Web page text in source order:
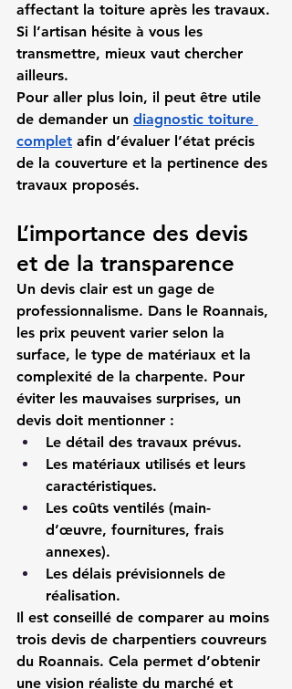
affectant la toiture après les travaux.
Si l’artisan hésite à vous les
transmettre, mieux vaut chercher
ailleurs.
Pour aller plus loin, il peut être utile
de demander un diagnostic toiture
complet afin d’évaluer l’état précis
de la couverture et la pertinence des
travaux proposés.
L’importance des devis
et de la transparence
Un devis clair est un gage de
professionnalisme. Dans le Roannais,
les prix peuvent varier selon la
surface, le type de matériaux et la
complexité de la charpente. Pour
éviter les mauvaises surprises, un
devis doit mentionner :
Le détail des travaux prévus.
Les matériaux utilisés et leurs
caractéristiques.
Les coûts ventilés (main-
d’œuvre, fournitures, frais
annexes).
Les délais prévisionnels de
réalisation.
Il est conseillé de comparer au moins
trois devis de charpentiers couvreurs
du Roannais. Cela permet d’obtenir
une vision réaliste du marché et